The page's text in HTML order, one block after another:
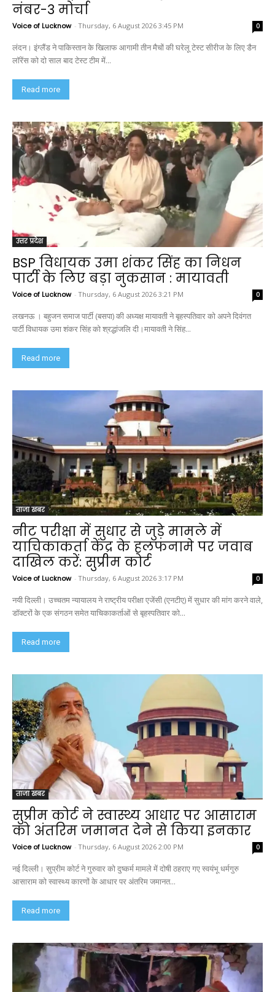
नंबर-3 मोर्चा
Voice of Lucknow - Thursday, 6 August 2026 3:45 PM 0
लंदन। इंग्लैंड ने पाकिस्तान के खिलाफ आगामी तीन मैचों की घरेलू टेस्ट सीरीज के लिए डैन
लॉरेंस को दो साल बाद टेस्ट टीम में...
Read more
उत्तर प्रदेश
BSP विधायक उमा शंकर सिंह का निधन
पार्टी के लिए बड़ा नुकसान : मायावती
Voice of Lucknow - Thursday, 6 August 2026 3:21 PM 0
लखनऊ । बहुजन समाज पार्टी (बसपा) की अध्यक्ष मायावती ने बृहस्पतिवार को अपने दिवंगत
पार्टी विधायक उमा शंकर सिंह को श्रद्धांजलि दी।मायावती ने सिंह...
Read more
ताजा खबर
नीट परीक्षा में सुधार से जुड़े मामले में
याचिकाकर्ता केंद्र के हलफनामे पर जवाब
दाखिल करें: सुप्रीम कोर्ट
Voice of Lucknow - Thursday, 6 August 2026 3:17 PM 0
नयी दिल्ली। उच्चतम न्यायालय ने राष्ट्रीय परीक्षा एजेंसी (एनटीए) में सुधार की मांग करने वाले,
डॉक्टरों के एक संगठन समेत याचिकाकर्ताओं से बृहस्पतिवार को...
Read more
ताजा खबर
सुप्रीम कोर्ट ने स्वास्थ्य आधार पर आसाराम
को अंतरिम जमानत देने से किया इनकार
Voice of Lucknow - Thursday, 6 August 2026 2:00 PM 0
नई दिल्ली। सुप्रीम कोर्ट ने गुरुवार को दुष्कर्म मामले में दोषी ठहराए गए स्वयंभू धर्मगुरु
आसाराम को स्वास्थ्य कारणों के आधार पर अंतरिम जमानत...
Read more